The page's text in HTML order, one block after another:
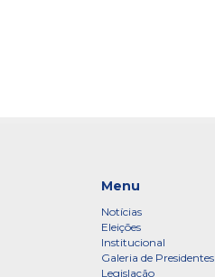
Menu
Notícias
Eleições
Institucional
Galeria de Presidentes
Legislação